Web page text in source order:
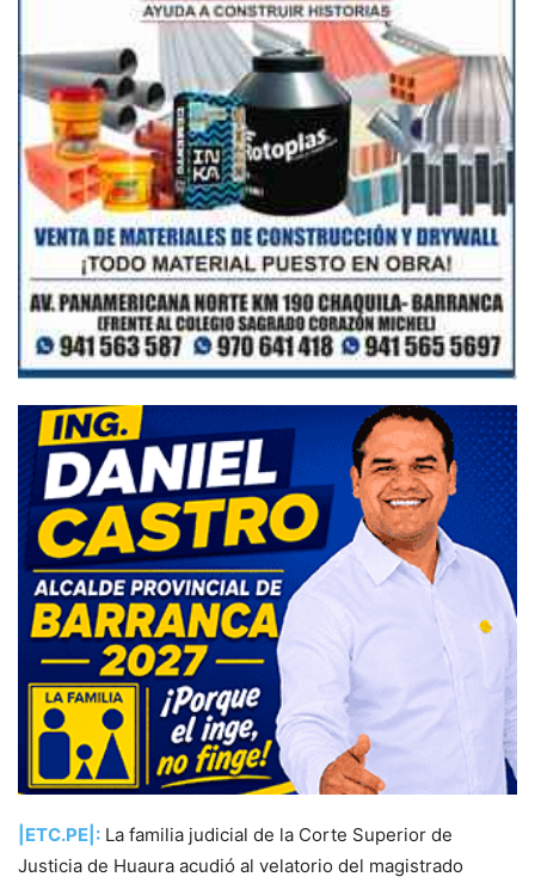
|ETC.PE|: La familia judicial de la Corte Superior de
Justicia de Huaura acudió al velatorio del magistrado